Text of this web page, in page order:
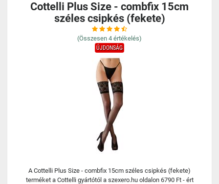
Cottelli Plus Size - combfix 15cm
széles csipkés (fekete)
(Összesen 4 értékelés)
ÚJDONSÁG
A Cottelli Plus Size - combfix 15cm széles csipkés (fekete)
terméket a Cottelli gyártótól a szexero.hu oldalon 6790 Ft - ért